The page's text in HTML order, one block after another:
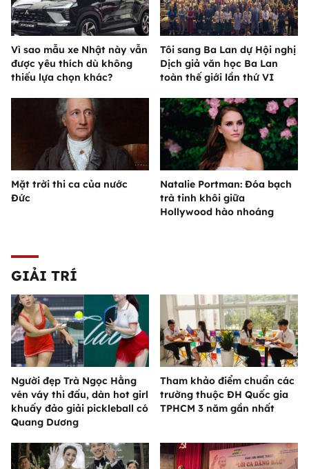
Vì sao mẫu xe Nhật này vẫn
được yêu thích dù không
thiếu lựa chọn khác?
Tôi sang Ba Lan dự Hội nghị
Dịch giả văn học Ba Lan
toàn thế giới lần thứ VI
Mặt trời thi ca của nước
Đức
Natalie Portman: Đóa bạch
trà tinh khôi giữa
Hollywood hào nhoáng
GIẢI TRÍ
Người đẹp Trà Ngọc Hằng
vén váy thi đấu, dàn hot girl
khuấy đảo giải pickleball có
Quang Dương
Tham khảo điểm chuẩn các
trường thuộc ĐH Quốc gia
TPHCM 3 năm gần nhất